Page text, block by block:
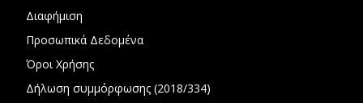
Διαφήμιση
Προσωπικά Δεδομένα
Όροι Χρήσης
Δήλωση συμμόρφωσης (2018/334)